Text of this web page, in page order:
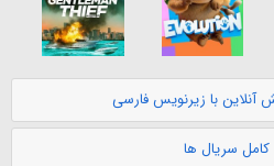
با زیرنویس فارسی
سریال ها